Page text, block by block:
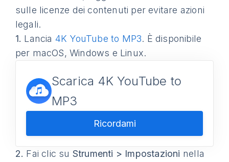
sulle licenze dei contenuti per evitare azioni
legali.
1. Lancia 4K YouTube to MP3. È disponibile
per macOS, Windows e Linux.
Scarica 4K YouTube to
MP3
Ricordami
2. Fai clic su Strumenti > Impostazioni nella